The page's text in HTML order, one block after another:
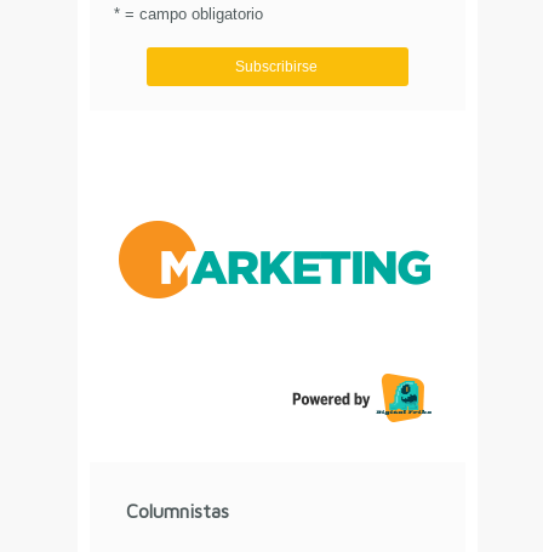
* = campo obligatorio
Columnistas
reservados.
Aviso de Privacidad